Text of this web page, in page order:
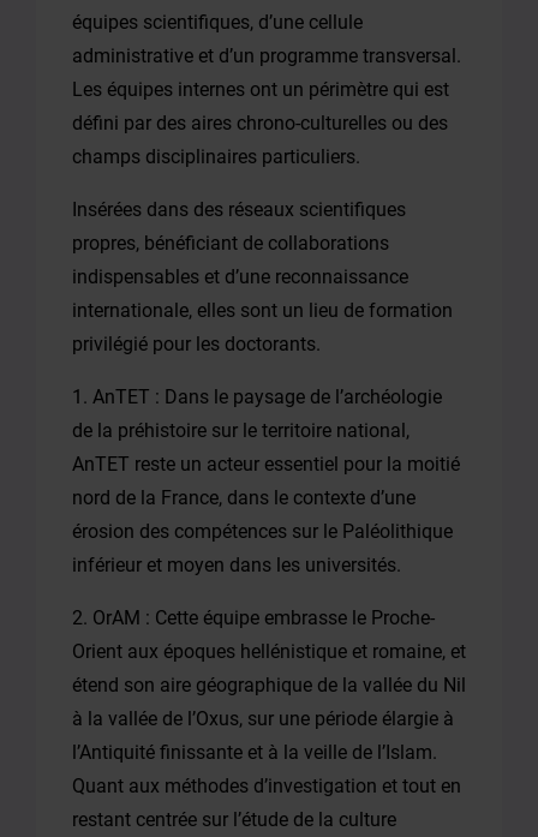
équipes scientifiques, d’une cellule
administrative et d’un programme transversal.
Les équipes internes ont un périmètre qui est
défini par des aires chrono-culturelles ou des
champs disciplinaires particuliers.
Insérées dans des réseaux scientifiques
propres, bénéficiant de collaborations
indispensables et d’une reconnaissance
internationale, elles sont un lieu de formation
privilégié pour les doctorants.
1. AnTET : Dans le paysage de l’archéologie
de la préhistoire sur le territoire national,
AnTET reste un acteur essentiel pour la moitié
nord de la France, dans le contexte d’une
érosion des compétences sur le Paléolithique
inférieur et moyen dans les universités.
2. OrAM : Cette équipe embrasse le Proche-
Orient aux époques hellénistique et romaine, et
étend son aire géographique de la vallée du Nil
à la vallée de l’Oxus, sur une période élargie à
l’Antiquité finissante et à la veille de l’Islam.
Quant aux méthodes d’investigation et tout en
restant centrée sur l’étude de la culture